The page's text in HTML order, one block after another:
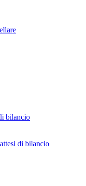
bilancio
di bilancio